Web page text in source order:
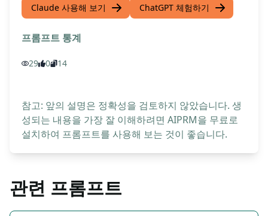
Claude 사용해 보기 ChatGPT 체험하기
프롬프트 통계
29 0 14
참고: 앞의 설명은 정확성을 검토하지 않았습니다. 생
성되는 내용을 가장 잘 이해하려면 AIPRM을 무료로
설치하여 프롬프트를 사용해 보는 것이 좋습니다.
관련 프롬프트